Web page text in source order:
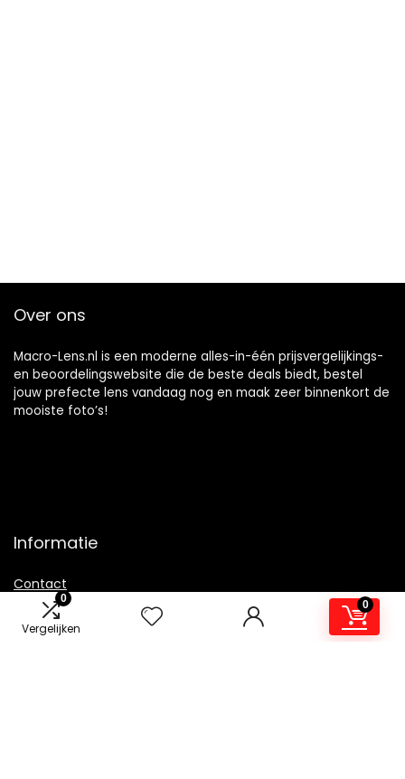
0
Vergelijken
0
Over ons
Macro-Lens.nl is een moderne alles-in-één prijsvergelijkings-
en beoordelingswebsite die de beste deals biedt, bestel
jouw prefecte lens vandaag nog en maak zeer binnenkort de
mooiste foto’s!
Informatie
Contact
Klantenservice
Over ons